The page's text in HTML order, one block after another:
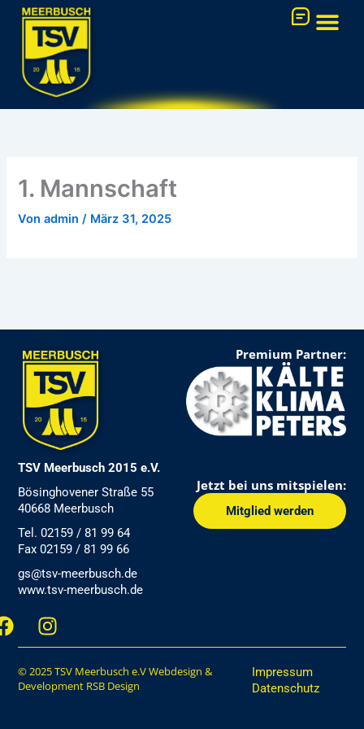
Zum
springen
1. Mannschaft
Vonadmin/ März 31, 2025
TSV Meerbusch 2015 e.V.
Bösinghovener Straße 55
40668 Meerbusch
Tel. 02159 / 81 99 64
Fax 02159 / 81 99 66
gs@tsv-meerbusch.de
www.tsv-meerbusch.de
F
a
I
n
s
t
a
Premium Partner:
Jetzt bei uns mitspielen:
Mitglied werden
© 2025 TSV Meerbusch e.V Webdesign &
Development RSB Design
Impressum
Datenschutz